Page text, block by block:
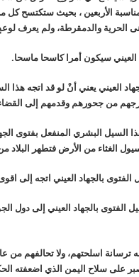
الأربعين ، بحيث ستكتسح كل
الحرية والدمقرطة، ولم يعرف
العيني سيكون أمرا كاسحا ماسحا.
العيني يعني أنْ لو قد اتجه هذا
من جحورهم وقدمهم إلى القضاء
السيل البشري المنفعل بفتوى
الغثاء من الأرض فتطهر البلاد
بالجهاد العيني اتجه إلى
الفتوى بالجهاد العيني إلى دول
ترسانة اسلحتهم، ولا تحالفهم من
على سلاح اليمن الذي اضعفته